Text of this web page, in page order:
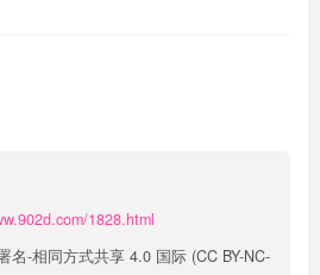
1828.html
名-相同方式共享 4.0 国际 (CC BY-NC-